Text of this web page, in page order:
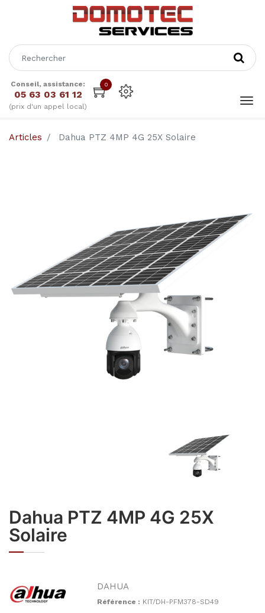
Conseil, assistance:
05 63 03 61 12
(prix d'un appel local)
0
Articles Dahua PTZ 4MP 4G 25X Solaire
Dahua PTZ 4MP 4G 25X
Solaire
DAHUA
Référence : KIT/DH-PFM378-SD49